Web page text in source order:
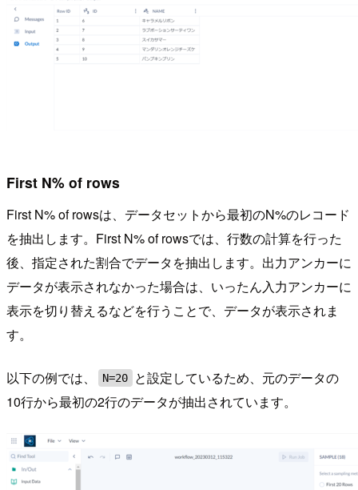
First N% of rows
First N% of rowsは、データセットから最初のN%のレコード
を抽出します。First N% of rowsでは、行数の計算を行った
後、指定された割合でデータを抽出します。出力アンカーに
データが表示されなかった場合は、いったん入力アンカーに
表示を切り替えるなどを行うことで、データが表示されま
す。
以下の例では、 N=20
と設定しているため、元のデータの
10行から最初の2行のデータが抽出されています。